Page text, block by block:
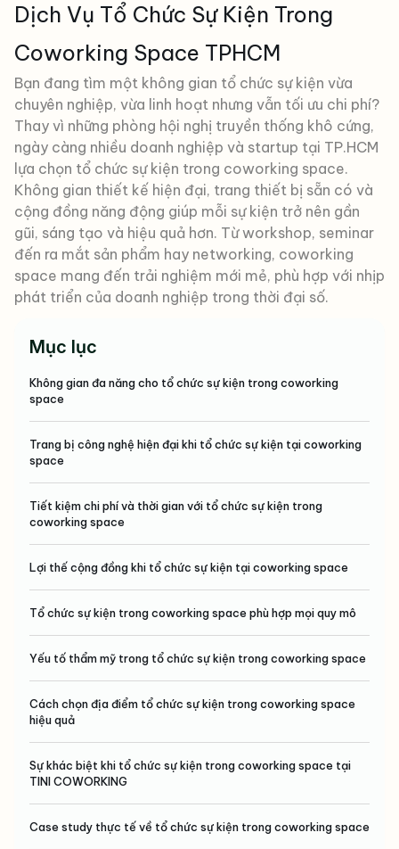
Dịch Vụ Tổ Chức Sự Kiện Trong
Coworking Space TPHCM
Bạn đang tìm một không gian tổ chức sự kiện vừa
chuyên nghiệp, vừa linh hoạt nhưng vẫn tối ưu chi phí?
Thay vì những phòng hội nghị truyền thống khô cứng,
ngày càng nhiều doanh nghiệp và startup tại TP.HCM
lựa chọn tổ chức sự kiện trong coworking space.
Không gian thiết kế hiện đại, trang thiết bị sẵn có và
cộng đồng năng động giúp mỗi sự kiện trở nên gần
gũi, sáng tạo và hiệu quả hơn. Từ workshop, seminar
đến ra mắt sản phẩm hay networking, coworking
space mang đến trải nghiệm mới mẻ, phù hợp với nhịp
phát triển của doanh nghiệp trong thời đại số.
Mục lục
Không gian đa năng cho tổ chức sự kiện trong coworking
space
Trang bị công nghệ hiện đại khi tổ chức sự kiện tại coworking
space
Tiết kiệm chi phí và thời gian với tổ chức sự kiện trong
coworking space
Lợi thế cộng đồng khi tổ chức sự kiện tại coworking space
Tổ chức sự kiện trong coworking space phù hợp mọi quy mô
Yếu tố thẩm mỹ trong tổ chức sự kiện trong coworking space
Cách chọn địa điểm tổ chức sự kiện trong coworking space
hiệu quả
Sự khác biệt khi tổ chức sự kiện trong coworking space tại
TINI COWORKING
Case study thực tế về tổ chức sự kiện trong coworking space